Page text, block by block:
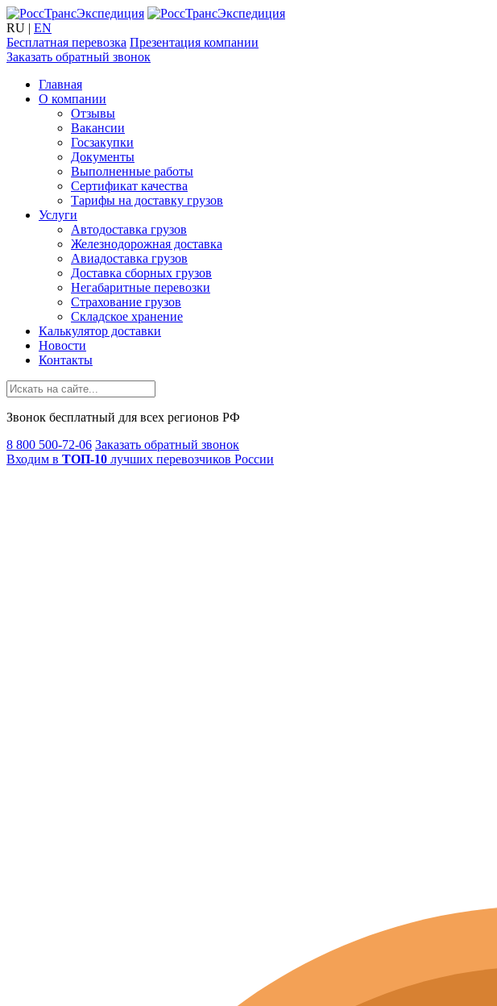
RU | EN
Бесплатная перевозка Презентация компании
Заказать обратный звонок
Главная
О компании
Отзывы
Вакансии
Госзакупки
Документы
Выполненные работы
Сертификат качества
Тарифы на доставку грузов
Услуги
Автодоставка грузов
Железнодорожная доставка
Авиадоставка грузов
Доставка сборных грузов
Негабаритные перевозки
Страхование грузов
Складское хранение
Калькулятор доставки
Новости
Контакты
Звонок бесплатный для всех регионов РФ
8 800 500-72-06 Заказать обратный звонок
Входим в ТОП-10 лучших перевозчиков России